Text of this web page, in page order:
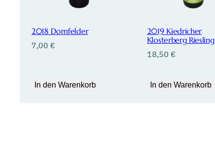
2018 Dornfelder
7,00 €
In den Warenkorb
2019 Kiedricher
Klosterberg Riesling
18,50 €
In den Warenkorb